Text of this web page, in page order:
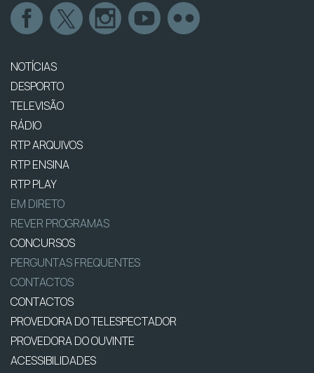
NOTÍCIAS
DESPORTO
TELEVISÃO
RÁDIO
RTP ARQUIVOS
RTP ENSINA
RTP PLAY
EM DIRETO
REVER PROGRAMAS
CONCURSOS
PERGUNTAS FREQUENTES
CONTACTOS
CONTACTOS
PROVEDORA DO TELESPECTADOR
PROVEDORA DO OUVINTE
ACESSIBILIDADES